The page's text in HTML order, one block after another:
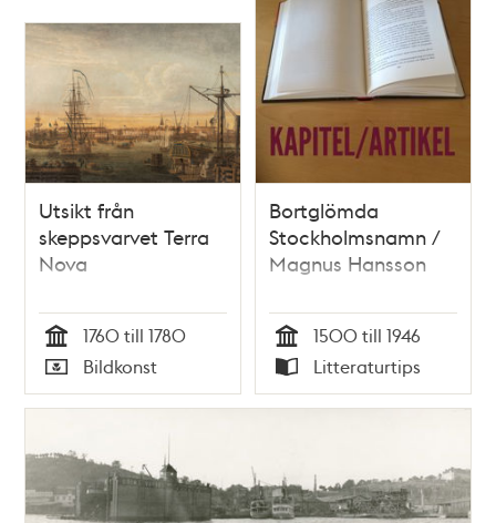
Utsikt från
skeppsvarvet Terra
Nova
Tid
1760 till 1780
Typ
Bildkonst
Bortglömda
Stockholmsnamn /
Magnus Hansson
Tid
1500 till 1946
Typ
Litteraturtips